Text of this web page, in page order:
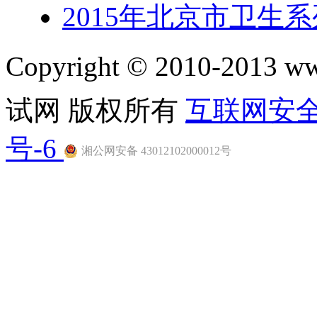
2015年北京市卫生
Copyright © 2010-2013
试网 版权所有 互联网安
号-6
湘公网安备 43012102000012号